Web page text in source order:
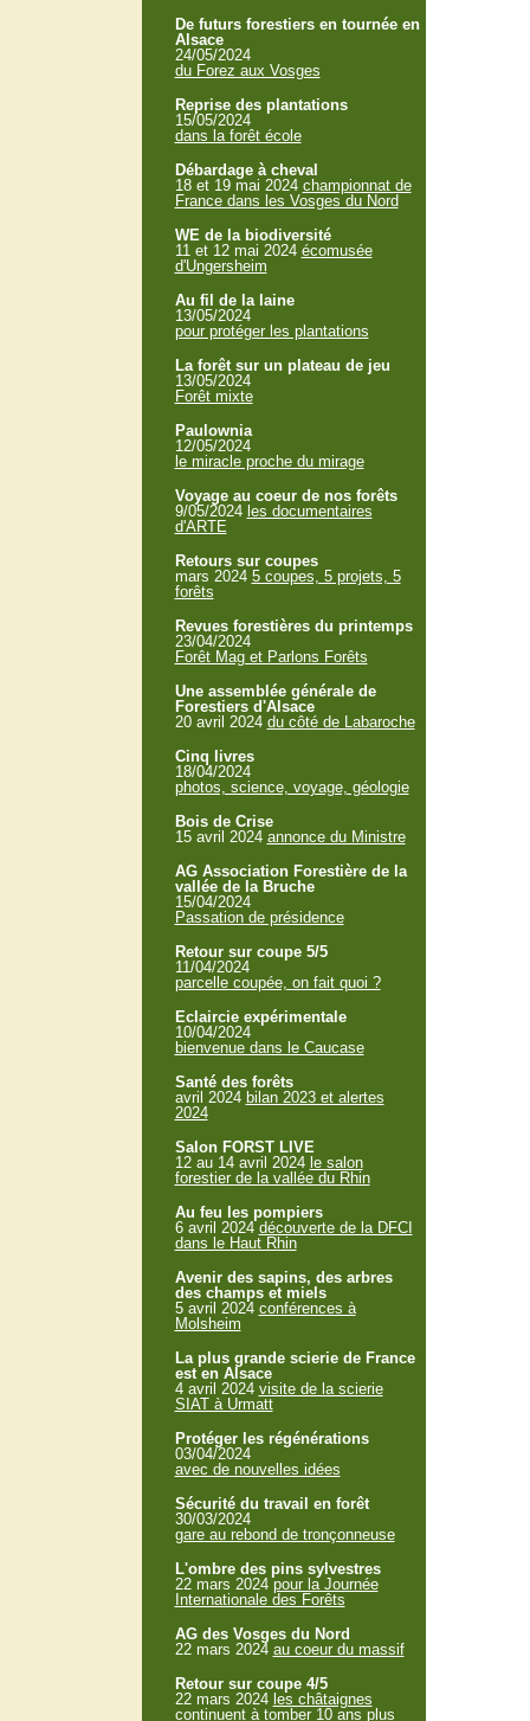
De futurs forestiers en tournée en
Alsace
24/05/2024
du Forez aux Vosges
Reprise des plantations
15/05/2024
dans la forêt école
Débardage à cheval
18 et 19 mai 2024 championnat de
France dans les Vosges du Nord
WE de la biodiversité
11 et 12 mai 2024 écomusée
d'Ungersheim
Au fil de la laine
13/05/2024
pour protéger les plantations
La forêt sur un plateau de jeu
13/05/2024
Forêt mixte
Paulownia
12/05/2024
le miracle proche du mirage
Voyage au coeur de nos forêts
9/05/2024 les documentaires
d'ARTE
Retours sur coupes
mars 2024 5 coupes, 5 projets, 5
forêts
Revues forestières du printemps
23/04/2024
Forêt Mag et Parlons Forêts
Une assemblée générale de
Forestiers d'Alsace
20 avril 2024 du côté de Labaroche
Cinq livres
18/04/2024
photos, science, voyage, géologie
Bois de Crise
15 avril 2024 annonce du Ministre
AG Association Forestière de la
vallée de la Bruche
15/04/2024
Passation de présidence
Retour sur coupe 5/5
11/04/2024
parcelle coupée, on fait quoi ?
Eclaircie expérimentale
10/04/2024
bienvenue dans le Caucase
Santé des forêts
avril 2024 bilan 2023 et alertes
2024
Salon FORST LIVE
12 au 14 avril 2024 le salon
forestier de la vallée du Rhin
Au feu les pompiers
6 avril 2024 découverte de la DFCI
dans le Haut Rhin
Avenir des sapins, des arbres
des champs et miels
5 avril 2024 conférences à
Molsheim
La plus grande scierie de France
est en Alsace
4 avril 2024 visite de la scierie
SIAT à Urmatt
Protéger les régénérations
03/04/2024
avec de nouvelles idées
Sécurité du travail en forêt
30/03/2024
gare au rebond de tronçonneuse
L'ombre des pins sylvestres
22 mars 2024 pour la Journée
Internationale des Forêts
AG des Vosges du Nord
22 mars 2024 au coeur du massif
Retour sur coupe 4/5
22 mars 2024 les châtaignes
continuent à tomber 10 ans plus